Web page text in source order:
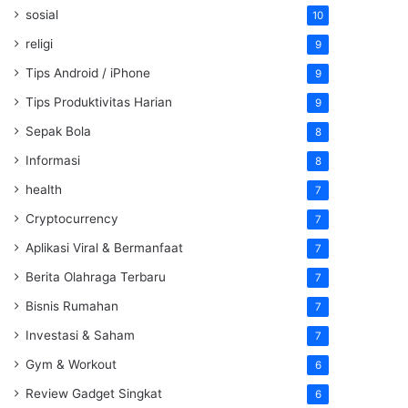
sosial 10
religi 9
Tips Android / iPhone 9
Tips Produktivitas Harian 9
Sepak Bola 8
Informasi 8
health 7
Cryptocurrency 7
Aplikasi Viral & Bermanfaat 7
Berita Olahraga Terbaru 7
Bisnis Rumahan 7
Investasi & Saham 7
Gym & Workout 6
Review Gadget Singkat 6